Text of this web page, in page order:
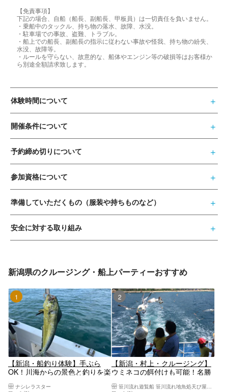
【免責事項】
下記の場合、自船（船長、副船長、甲板員）は一切責任を負いません。
・乗船中のタックル、持ち物の落水、故障、水没。
・駐車場での事故、盗難、トラブル。
・船上での船長、副船長の指示に従わない事故や怪我、持ち物の紛失、
水没、故障等。
・ルールを守らない、故意的な、船体やエンジン等の破損等はお客様か
ら別途全額請求致します。
体験時間について
開催条件について
予約締め切りについて
参加資格について
準備していただくもの（服装や持ちものなど）
安全に対する取り組み
新潟県のクルージング・船上パーティーおすすめ
1位
【新潟・船釣り体験】手ぶら
OK！川海からの景色と釣りを楽
ル・ご友人との思い出作りにお
ナシレラスター
2位
【新潟・村上・クルージング】
ウミネコの餌付けも可能！名勝
笹川流れ遊覧船 笹川流れ地魚処天ぴ屋＆海カフェ